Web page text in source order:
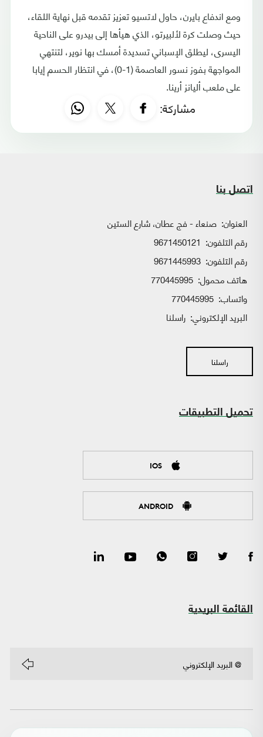
ومع اندفاع بايرن، حاول لاتسيو تعزيز تقدمه قبل نهاية اللقاء،
حيث وصلت كرة لألبيرتو، الذي هيأها إلى بيدرو على الناحية
اليسرى، ليطلق الإسباني تسديدة أمسك بها نوير، لتنتهي
المواجهة بفوز نسور العاصمة (1-0)، في انتظار الحسم إيابا
على ملعب أليانز أرينا.
مشاركة:
اتصل بنا
العنوان: صنعاء - فج عطان، شارع الستين
رقم التلفون: 9671450121
رقم التلفون: 9671445993
هاتف محمول: 770445995
واتساب:
البريد الإلكتروني: راسلنا
راسلنا
تحميل التطبيقات
IOS
ANDROID
القائمة البريدية